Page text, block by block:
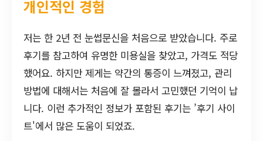
개인적인 경험
저는 한 2년 전 눈썹문신을 처음으로 받았습니다. 주로
후기를 참고하여 유명한 미용실을 찾았고, 가격도 적당
했어요. 하지만 제게는 약간의 통증이 느껴졌고, 관리
방법에 대해서는 처음에 잘 몰라서 고민했던 기억이 납
니다. 이런 추가적인 정보가 포함된 후기는 ’후기 사이
트'에서 많은 도움이 되었죠.